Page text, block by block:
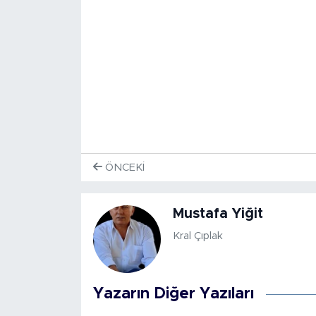
ÖNCEKI
Mustafa Yiğit
Kral Çıplak
Yazarın Diğer Yazıları